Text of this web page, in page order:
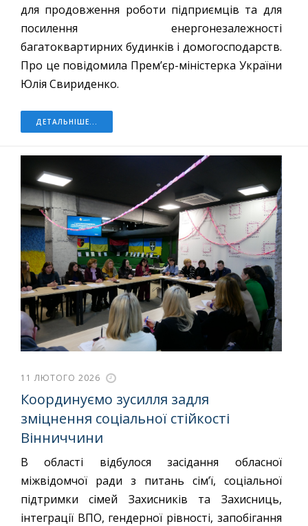
для продовження роботи підприємців та для
посилення енергонезалежності
багатоквартирних будинків і домогосподарств.
Про це повідомила Прем’єр-міністерка України
Юлія Свириденко.
ДЕТАЛЬНІШЕ...
11 ЛЮТОГО 2026
Координуємо зусилля задля
зміцнення соціальної стійкості
Вінниччини
В області відбулося засідання обласної
міжвідомчої ради з питань сім’ї, соціальної
підтримки сімей Захисників та Захисниць,
інтеграції ВПО, гендерної рівності, запобігання